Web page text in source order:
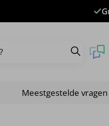
Meestgestelde vragen